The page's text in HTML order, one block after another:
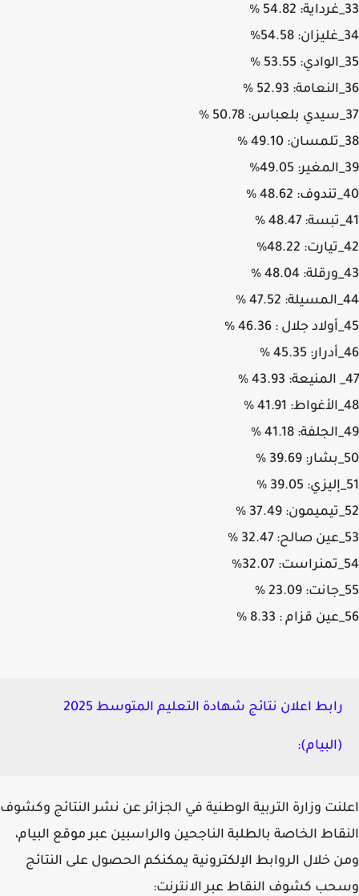
رابط اعلان نتائج شهادة التعليم المتوسط 2025
(البيام):
وزارة التربية الوطنية في الجزائر عن نشر النتائج وكشوف
الخاصة بالطلبة الناجحين والراسبين عبر موقع البيام،
خلال الروابط الإلكترونية يمكنكم الحصول على النتائج
كشوف النقاط عبر الانترنت: